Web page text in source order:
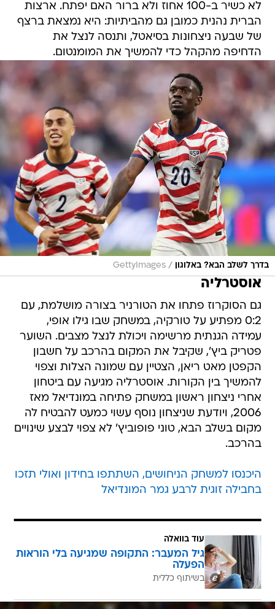
לא כשיר ב-100 אחוז ולא ברור האם יפתח. ארצות
הברית נהנית כמובן גם מהביתיות: היא נמצאת ברצף
של שבעה ניצחונות בסיאטל, ותנסה לנצל את
הדחיפה מהקהל כדי להמשיך את המומנטום.
בדרך לשלב הבא? באלוגון /
GettyImages
אוסטרליה
גם הסוקרוז פתחו את הטורניר בצורה מושלמת, עם
0:2 מפתיע על טורקיה, במשחק שבו גילו אופי,
עמידה הגנתית מרשימה ויכולת לנצל מצבים. השוער
פטריק ביץ', שקיבל את המקום בהרכב על חשבון
הקפטן מאט ריאן, הצטיין עם שמונה הצלות וצפוי
להמשיך בין הקורות. אוסטרליה מגיעה עם ביטחון
אחרי ניצחון ראשון במשחק פתיחה במונדיאל מאז
2006, ויודעת שניצחון נוסף עשוי כמעט להבטיח לה
מקום בשלב הבא, טוני פופוביץ' לא צפוי לבצע שינויים
בהרכב.
היכנסו למשחק הניחושים, השתתפו בחידון ואולי תזכו
בחבילה זוגית לרבע גמר המונדיאל
עוד בוואלה
גיל המעבר: התקופה שמגיעה בלי הוראות
הפעלה
בשיתוף כללית